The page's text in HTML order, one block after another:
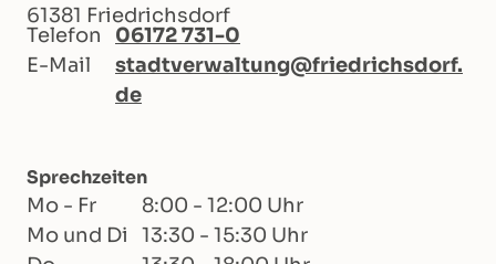
61381 Friedrichsdorf
Telefon
06172 731-0
E-Mail
stadtverwaltung@friedrichsdorf.
de
Sprechzeiten
Mo - Fr
8:00 - 12:00 Uhr
Mo und Di
13:30 - 15:30 Uhr